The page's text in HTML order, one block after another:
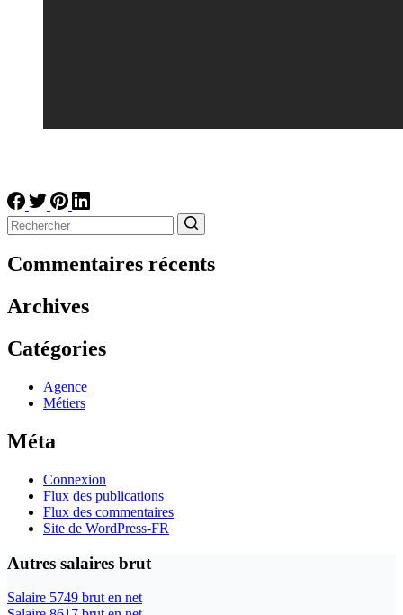
résultat
Commentaires récents
Archives
Catégories
Agence
Métiers
Méta
Connexion
Flux des publications
Flux des commentaires
Site de WordPress-FR
Autres salaires brut
Salaire 5749 brut en net